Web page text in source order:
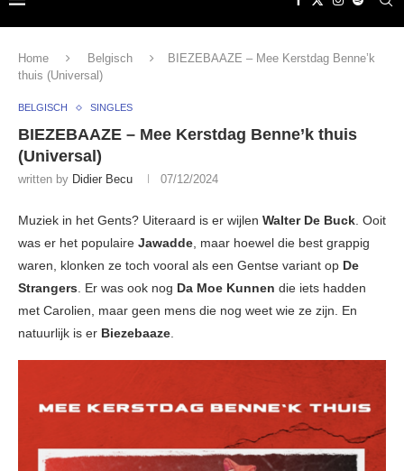
Home Belgisch
BIEZEBAAZE – Mee Kerstdag Benne’k
thuis (Universal)
BELGISCH SINGLES
BIEZEBAAZE – Mee Kerstdag Benne’k thuis
(Universal)
written by Didier Becu 07/12/2024
Muziek in het Gents? Uiteraard is er wijlen Walter De Buck. Ooit
was er het populaire Jawadde, maar hoewel die best grappig
waren, klonken ze toch vooral als een Gentse variant op De
Strangers. Er was ook nog Da Moe Kunnen die iets hadden
met Carolien, maar geen mens die nog weet wie ze zijn. En
natuurlijk is er Biezebaaze.